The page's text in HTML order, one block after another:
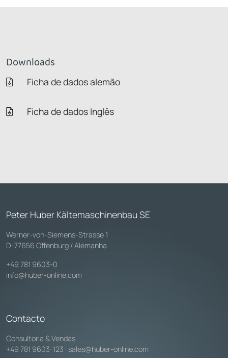
Downloads
Ficha de dados alemão
Ficha de dados Inglês
Peter Huber Kältemaschinenbau SE
Werner-von-Siemens-Strasse 1
D-77656 Offenburg / Alemanha
+49 781 9603-0
info@huber-online.com
Contacto
Consultoria & Vendas
+49 781 9603-123 · sales@huber-online.com